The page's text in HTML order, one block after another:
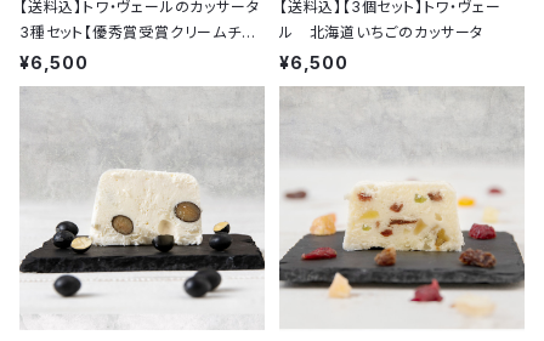
【送料込】トワ・ヴェールのカッサータ
3種セット【優秀賞受賞クリームチー
ズ使用】
¥6,500
【送料込】【3個セット】トワ・ヴェー
ル 北海道いちごのカッサータ
¥6,500